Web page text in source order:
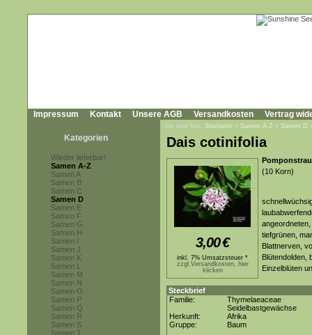
Impressum Kontakt Unsere AGB Versandkosten Vertrag
Kategorien
Wieder lieferbar!
Samen A-Z
Samen A
Samen B
Samen C
Samen D
Samen E
Samen F
Samen G
Samen H
Samen I
Samen J
Samen K
Samen L
Samen M
Samen N
Samen O
Samen P
Samen Q
Samen R
Samen S
Samen T
Sie sind hier: Startseite » Samen A-Z » Samen D
Dais cotinifolia
3,00€
inkl. 7% Umsatzsteuer *
zzgl.Versandkosten, hier
klicken
(10 Korn)
tiefgrünen,
Blattnerven,
Blütendolden,
Einzelblüten
Steckbrief
Familie:
Thymelaeaceae
Seidelbastgewächse
Herkunft:
Afrika
Gruppe:
Baum